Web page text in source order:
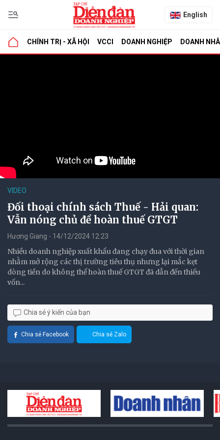
English
CHÍNH TRỊ - XÃ HỘI VCCI DOANH NGHIỆP DOANH
VIDEO
Đối thoại chính sách Thuế - Hải quan:
Vẫn nóng chủ đề hoàn thuế GTGT
Hương Giang - 14/12/2024 12:23
Nhiều doanh nghiệp xuất khẩu đang chạy đua với thời gian
nhằm mở rộng các thị trường tiêu thụ nhưng lại mắc kẹt
dòng tiền do không thể hoàn thuế GTGT đã dẫn đến thiếu
vốn...
Chia sẻ ý kiến của bạn
Chia sẻ Facebook Chia sẻ Zalo